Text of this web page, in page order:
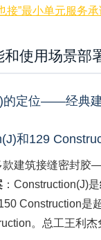
接”最小单元服务承
和使用场景
的定位——经典
和129
款建筑接缝密封
：Construction(J)是
Construction
。总工王利杰